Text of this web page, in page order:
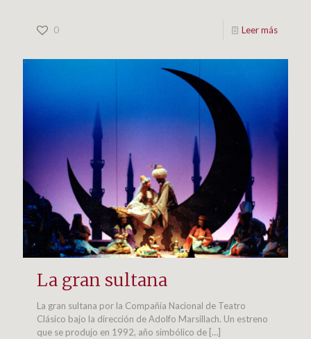
0 Leer más
La gran sultana
La gran sultana por la Compañía Nacional de Teatro
Clásico bajo la dirección de Adolfo Marsillach. Un estreno
que se produjo en 1992, año simbólico de […]